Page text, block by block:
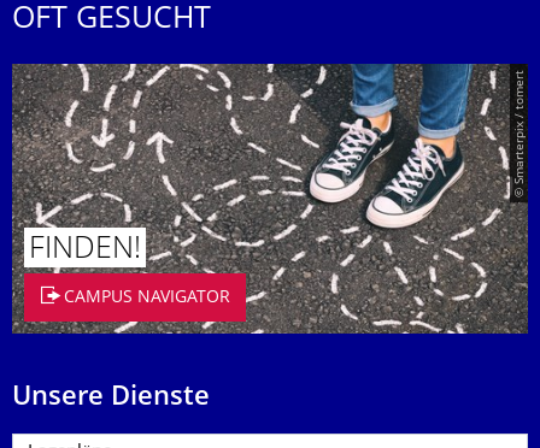
OFT GESUCHT
© Smarterpix / tomert
FINDEN!
CAMPUS NAVIGATOR
Unsere Dienste